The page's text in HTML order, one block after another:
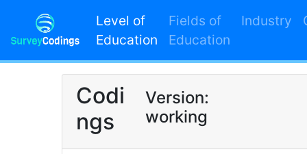
Level of
Education
Fields of
Education
Industry
Codi
ngs
Version:
working